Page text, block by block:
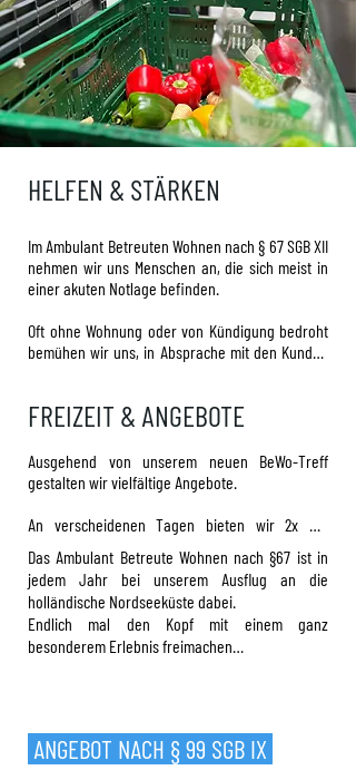
HELFEN & STÄRKEN
Im Ambulant Betreuten Wohnen nach § 67 SGB XII
nehmen wir uns Menschen an, die sich meist in
einer akuten Notlage befinden.
Oft ohne Wohnung oder von Kündigung bedroht
bemühen wir uns, in Absprache mit den Kunden
Gläubigern und auch Jobcentern wird von uns
angestoßen und auf den Weg gebracht. Hierbei
erarbeiten wir in einem möglichst ruhigen
Umfeld mit unseren Kunden ganz persönliche
Lösungen. Auch unterstützen wir bei der
Wohnungssuche. Wir suchen in enger Absprache
mit den Klienten nach Wohnungen, vereinbaren
Termine und begleiten bei Bedarf.
Im zweiten Schritt versuchen wir den Kunden in
bieten Angebote und versuchen, falls möglich
die Kunden in Gemeinwohlarbeit zu vermitteln.
FREIZEIT & ANGEBOTE
Ausgehend von unserem neuen BeWo-Treff
gestalten wir vielfältige Angebote.
An verscheidenen Tagen bieten wir 2x ein
reichhaltiges Frühstück und oft auch einen
geselligen Nachmittagskaffee.
Aber auch handwerklich und kreativ kann hier an
kleineren Nachmittagsveranstaltungen
Das Ambulant Betreute Wohnen nach §67 ist in
jedem Jahr bei unserem Ausflug an die
holländische Nordseeküste dabei.
Endlich mal den Kopf mit einem ganz
besonderem Erlebnis freimachen…
ANGEBOT NACH § 99 SGB IX